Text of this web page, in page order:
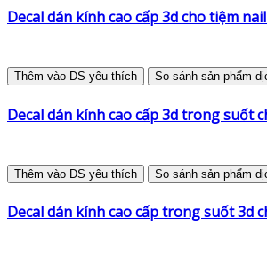
Decal dán kính cao cấp 3d cho tiệm
Thêm vào DS yêu thích So sánh sản phẩm
Decal dán kính cao cấp 3d trong suốt
Thêm vào DS yêu thích So sánh sản phẩm
Decal dán kính cao cấp trong suốt 3d